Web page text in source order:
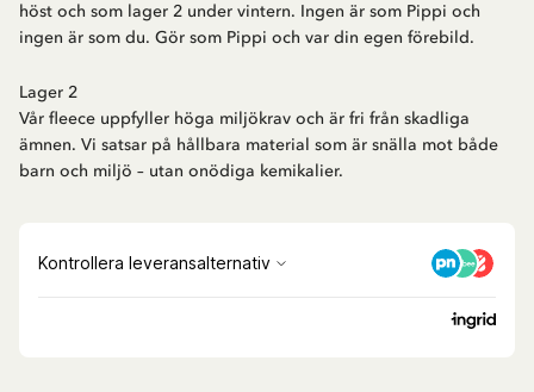
höst och som lager 2 under vintern. Ingen är som Pippi och
ingen är som du. Gör som Pippi och var din egen förebild.
Lager 2
Vår fleece uppfyller höga miljökrav och är fri från skadliga
ämnen. Vi satsar på hållbara material som är snälla mot både
barn och miljö – utan onödiga kemikalier.